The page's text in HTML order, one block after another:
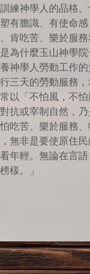
練神學人的品格。
有膽識、有使命感
肯吃苦、樂於服
為什麼玉山神學
神學人勞動工作
三天的勞動服務，
以「不怕風，不
抗或宰制自然，
吃苦、樂於服務、
無非是要使原住
年輕。無論在言
樣。」